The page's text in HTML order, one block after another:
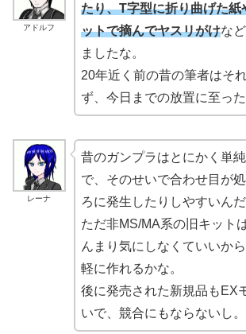
アドルフ
たり、T字型に折り曲げた紙
ットで摘んでヤスリがけな
ましたな。
20年近く前の昔の筆者はそ
ず、今日までの放置に至った
レーナ
昔のガンプラはとにかく単
で、そのせいで合わせ目が
ろに発生したりしやすいんだ
ただ非MS/MA系の旧キット
んまり気にしなくていいか
軽に作れるかな。
後に発売された新規品もEX
いで、競合にもならないし。